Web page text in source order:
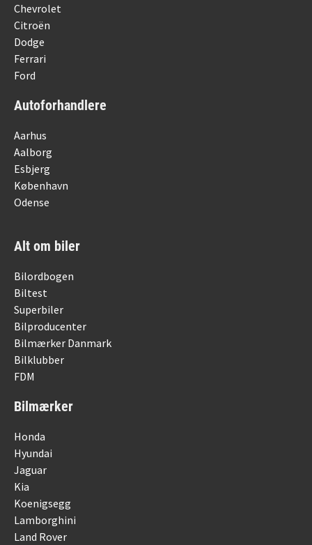
Chevrolet
Citroën
Dodge
Ferrari
Ford
Autoforhandlere
Aarhus
Aalborg
Esbjerg
København
Odense
Alt om biler
Bilordbogen
Biltest
Superbiler
Bilproducenter
Bilmærker Danmark
Bilklubber
FDM
Bilmærker
Honda
Hyundai
Jaguar
Kia
Koenigsegg
Lamborghini
Land Rover